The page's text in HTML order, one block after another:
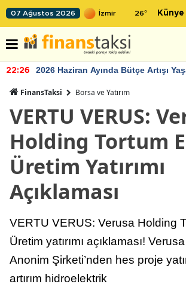
07 Ağustos 2026 26° Künye
22:26 2026 Haziran Ayında Bütçe Artışı
FinansTaksi Borsa ve Yatırım
VERTU VERUS:
Holding Tortum
Üretim Yatırımı
Açıklaması
VERTU VERUS: Verusa Holding
Üretim yatırımı açıklaması!
Anonim Şirketi’nden hes proje
artırım hidroelektrik